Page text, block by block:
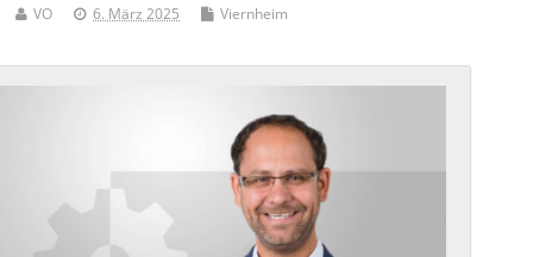
VO 6. März 2025 Viernheim